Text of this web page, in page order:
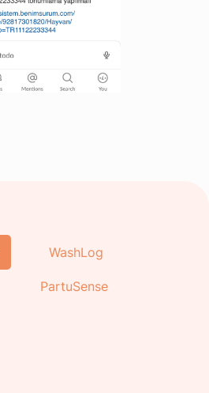
WashLog
PartuSense